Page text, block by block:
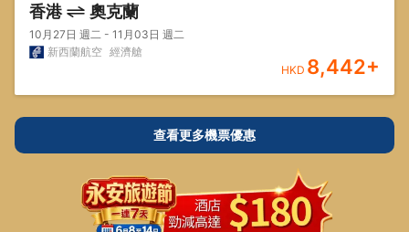
香港 奧克蘭
10月27日 週二 - 11月03日 週二
新西蘭航空 經濟艙
HKD 8,442+
查看更多機票優惠